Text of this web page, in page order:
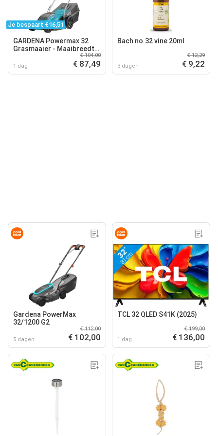
Je bespaart €16,51
GARDENA Powermax 32
Grasmaaier - Maaibreedte
32 cm - Gazons tot 200 m2
1 dag
€ 104,00
€ 87,49
Bach no.32 vine 20ml
3 dagen
€ 12,29
€ 9,22
Gardena PowerMax
32/1200 G2
5 dagen
€ 112,00
€ 102,00
TCL 32 QLED S41K (2025)
1 dag
€ 199,00
€ 136,00